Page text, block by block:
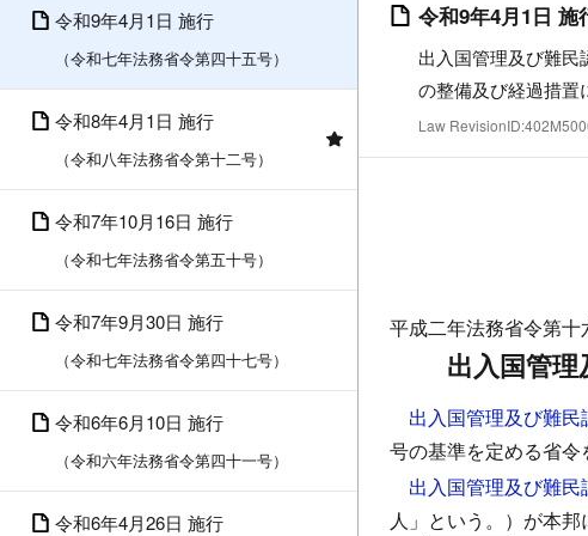
令和9年4月1日 施行
（令和七年法務省令第四十五号）
令和8年4月1日 施行
（令和八年法務省令第十二号）
令和7年10月16日 施行
（令和七年法務省令第五十号）
令和7年9月30日 施行
（令和七年法務省令第四十七号）
令和6年6月10日 施行
（令和六年法務省令第四十一号）
令和6年4月26日 施行
令和9年4月1日 施
出入国管理及び難
の整備及び経過措置
Law
平成二年法務省令第十
出入国管
出入国管理及び難
号の基準を定める省令
出入国管理及び難
人」という。）が本